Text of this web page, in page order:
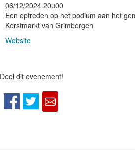
06/12/2024 20u00
Een optreden op het podium aan het
Kerstmarkt van Grimbergen
Website
Deel dit evenement!